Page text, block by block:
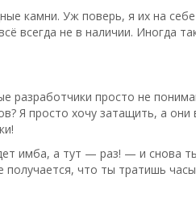
камни. Уж поверь, я их на
не в наличии. Иногда
просто не
Я просто хочу затащить, а
имба, а тут — раз! — и снова
получается, что ты тратишь